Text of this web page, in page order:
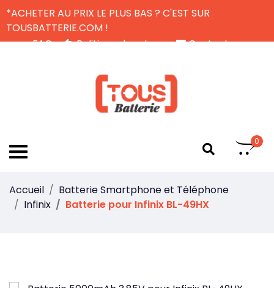
*ACHETER AU PRIX LE PLUS BAS ? C'EST SUR
TOUSBATTERIE.COM !
FAQ
Politique de retour
Contactez-nous
0
Accueil
Batterie Smartphone et Téléphone
Infinix
Batterie pour Infinix BL-49HX